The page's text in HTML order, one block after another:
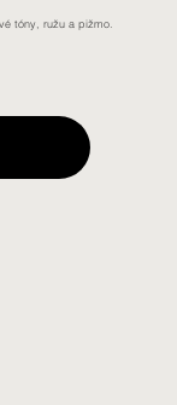
tóny, ružu a pižmo.